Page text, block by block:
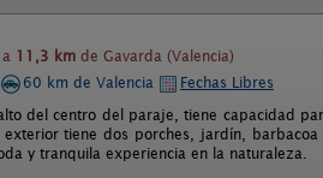
a 11,3 km de Gavarda (Valencia)
60 km de Valencia
Fechas Libres
del centro del paraje, tiene capacidad
tiene dos porches, jardín,
y tranquila experiencia en la naturaleza.